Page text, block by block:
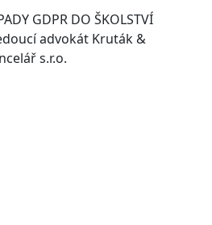
GDPR DO ŠKOLSTVÍ
advokát Kruták &
s.r.o.